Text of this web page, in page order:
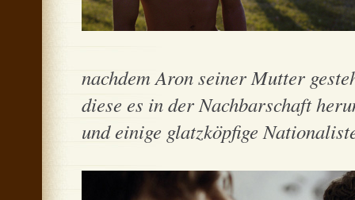
nachdem Aron seiner Mutter
diese es in der Nachbarschaft
und einige glatzköpfige